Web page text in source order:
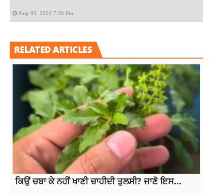
Aug 05, 2026 7:56 Pm
RELATED ARTICLES
ਕਿਉਂ ਚਬਾ ਕੇ ਨਹੀਂ ਖਾਣੀ ਚਾਹੀਦੀ ਤੁਲਸੀ? ਜਾਣੋ ਇਸ...